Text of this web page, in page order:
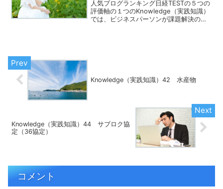
人気ブログランキング日経TESTの５つの
評価軸の１つのKnowledge（実践知識）
では、ビジネスパーソンが課題解決のた
Knowledge（実践知識）42 水産物
Knowledge（実践知識）44 サブロク協
定（36協定）
コメント